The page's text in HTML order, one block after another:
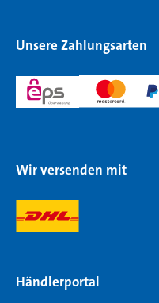
Unsere Zahlungsarten
Wir versenden mit
Händlerportal